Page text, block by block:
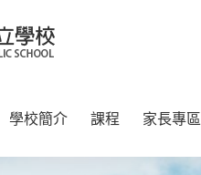
學校簡介 課程 家長專區